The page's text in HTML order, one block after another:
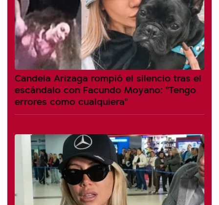
Candela Arizaga rompió el silencio tras el
escándalo con Facundo Moyano: "Tengo
errores como cualquiera"